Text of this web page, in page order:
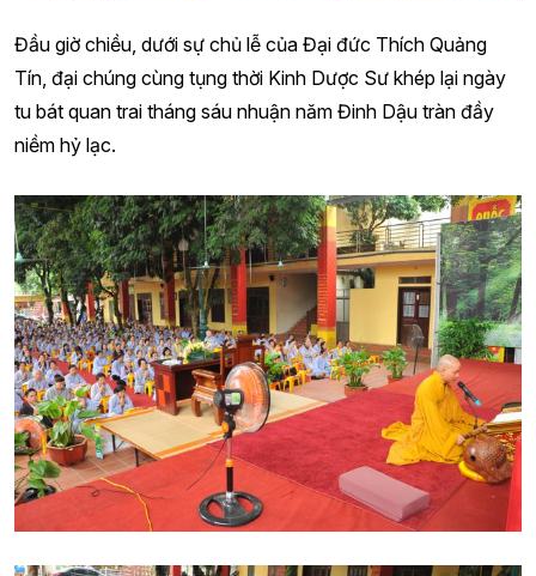
Đầu giờ chiều, dưới sự chủ lễ của Đại đức Thích Quảng
Tín, đại chúng cùng tụng thời Kinh Dược Sư khép lại ngày
tu bát quan trai tháng sáu nhuận năm Đinh Dậu tràn đầy
niềm hỷ lạc.